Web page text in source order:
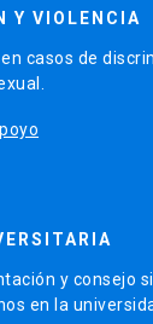
Y VIOLENCIA
casos de
y consejo
en la